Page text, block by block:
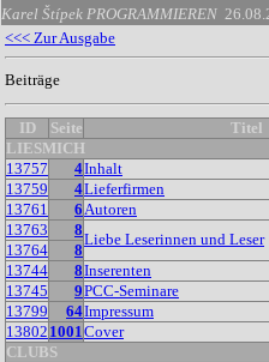
Karel Štípek PROGRAMMIEREN
<<< Zur Ausgabe
Beiträge
ID Seite
Titel
LIESMICH
13757
4Inhalt
13759
4Lieferfirmen
13761
6Autoren
13763
8
Liebe Leserinnen und Leser
13764
8
13744
8Inserenten
13745
9PCC-Seminare
13799
64Impressum
13802 1001Cover
CLUBS